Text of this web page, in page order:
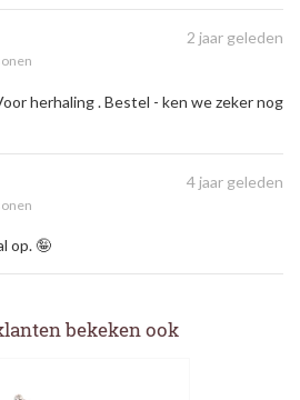
2 jaar geleden
herhaling . Bestel - ken we zeker nog
4 jaar geleden
op. 🤪
bekeken ook